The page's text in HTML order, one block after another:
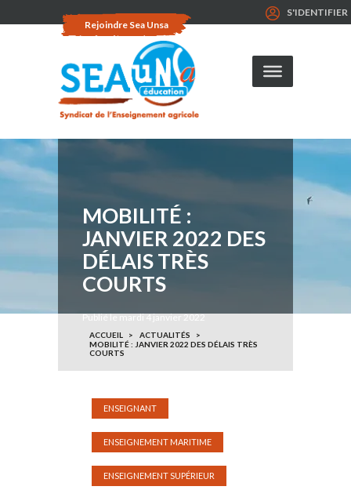
Rejoindre Sea Unsa
S'IDENTIFIER
MOBILITÉ :
JANVIER 2022 DES
DÉLAIS TRÈS
COURTS
Publié le mardi 4 janvier 2022
ACCUEIL
ACTUALITÉS
MOBILITÉ : JANVIER 2022 DES DÉLAIS TRÈS
COURTS
ENSEIGNANT
ENSEIGNEMENT MARITIME
ENSEIGNEMENT SUPÉRIEUR